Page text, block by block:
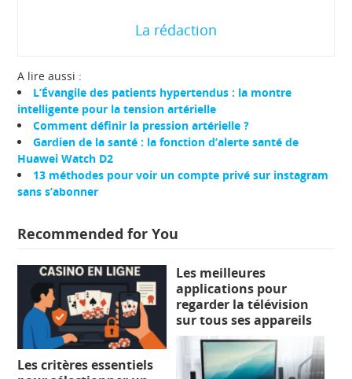
La rédaction
A lire aussi :
L’Évangile des patients hypertendus : la montre
intelligente pour la tension artérielle
Comment définir la pression artérielle ?
Gardien de la santé : la fonction d’alerte santé de
Huawei Watch D2
13 méthodes pour voir un compte privé sur instagram
sans s’abonner
Recommended for You
Les critères essentiels
Les meilleures
applications pour
regarder la télévision
sur tous ses appareils